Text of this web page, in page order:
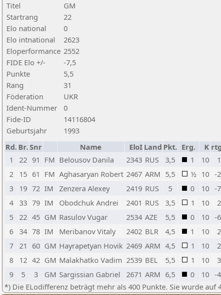
Titel
GM
Startrang
22
Elo national
0
Elo intnational
2623
Eloperformance 2552
FIDE Elo +/-
-7,5
Punkte
5,5
Rang
31
Föderation
UKR
Ident-Nummer
0
Fide-ID
14116804
Geburtsjahr
1993
Rd. Br.Snr Name EloI Land Pkt. Erg. K
1
22 91 FM Belousov Danila 2343 RUS 3,5 1 10
2
15 61 FM Aghasaryan Robert 2467 ARM 5,5 ½ 10 -
3
19 72 IM Zenzera Alexey 2419 RUS 5 0 10 -
4
33 79 IM Obodchuk Andrei 2401 RUS 3,5 1 10
5
22 45 GM Rasulov Vugar 2534 AZE 5,5 0 10 -
6
34 78 IM Meribanov Vitaly 2402 BLR 4,5 1 10
7
21 60 GM Hayrapetyan Hovik 2469 ARM 4,5 1 10
8
12 42 GM Malakhatko Vadim 2539 BEL 5,5 1 10
9
5 3 GM Sargissian Gabriel 2671 ARM 6,5 0 10 -
*) Die ELodifferenz beträgt mehr als 400 Punkte. Sie wurde auf